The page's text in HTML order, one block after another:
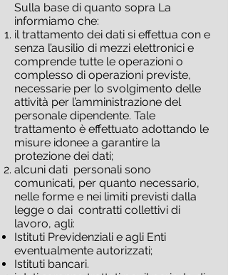
Sulla base di quanto sopra La
informiamo che:
il trattamento dei dati si effettua con e
senza l’ausilio di mezzi elettronici e
comprende tutte le operazioni o
complesso di operazioni previste,
necessarie per lo svolgimento delle
attività per l’amministrazione del
personale dipendente. Tale
trattamento è effettuato adottando le
misure idonee a garantire la
protezione dei dati;
alcuni dati personali sono
comunicati, per quanto necessario,
nelle forme e nei limiti previsti dalla
legge o dai contratti collettivi di
lavoro, agli:
Istituti Previdenziali e agli Enti
eventualmente autorizzati;
Istituti bancari.